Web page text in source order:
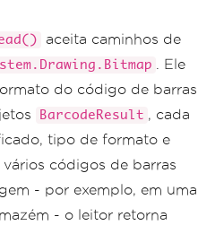
aceita caminhos de
. Ele
do código de barras
BarcodeResult , cada
tipo de formato e
códigos de barras
- por exemplo, em uma
- o leitor retorna